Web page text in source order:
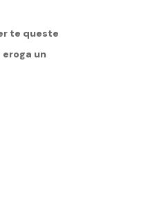
te queste
un